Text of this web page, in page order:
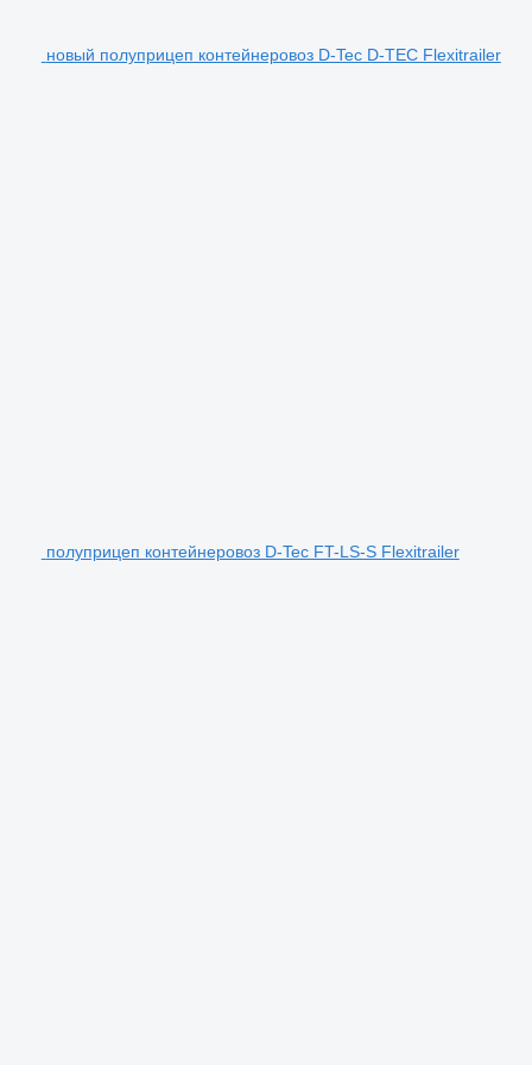
новый полуприцеп контейнеровоз D-Tec D-TEC Flexitrailer
полуприцеп контейнеровоз D-Tec FT-LS-S Flexitrailer